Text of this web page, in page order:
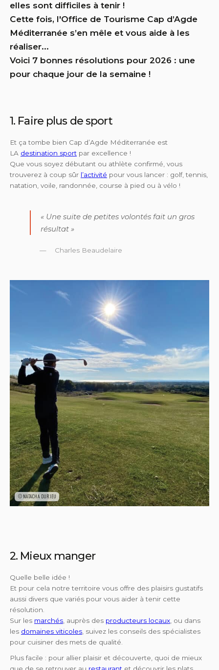
elles sont difficiles à tenir !
Cette fois, l'Office de Tourisme Cap d’Agde
Méditerranée s’en mêle et vous aide à les
réaliser...
Voici 7 bonnes résolutions pour 2026 : une
pour chaque jour de la semaine !
1. Faire plus de sport
Et ça tombe bien Cap d’Agde Méditerranée est
LA destination sport par excellence !
Que vous soyez débutant ou athlète confirmé, vous
trouverez à coup sûr l’activité pour vous lancer : golf, tennis,
natation, voile, randonnée, course à pied ou à vélo !
« Une suite de petites volontés fait un gros
résultat »
Charles Beaudelaire
©NATACHA DURIEU
2. Mieux manger
Quelle belle idée !
Et pour cela notre territoire vous offre des plaisirs gustatifs
aussi divers que variés pour vous aider à tenir cette
résolution.
Sur les marchés , auprès des producteurs locaux , ou dans
les domaines viticoles , suivez les conseils des spécialistes
pour cuisiner des mets de qualité.
Plus facile : pour allier plaisir et découverte, quoi de mieux